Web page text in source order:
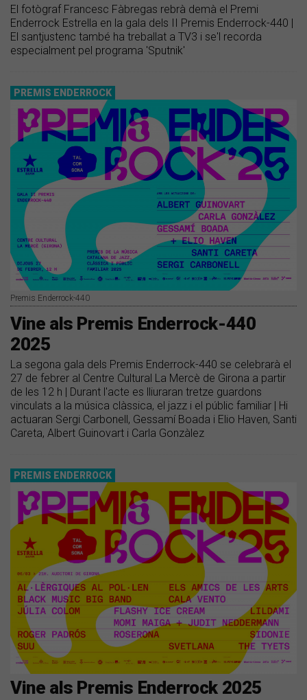
El fotògraf Francesc Fàbregas rebrà demà el Premi
Enderrock Estrella en la gala dels II Premis Enderrock-440 |
El santjustenc també ha treballat a TV3 i se'l recorda
especialment pel programa 'Sputnik'
PREMIS ENDERROCK
Premis Enderrock-440
Vine als Premis Enderrock-440
2025
La segona gala dels Premis Enderrock-440 se celebrarà el
27 de febrer al Centre Cultural La Mercè de Girona a partir
de les 12 h | Durant l'acte es lliuraran tretze guardons
vinculats a la música clàssica, el jazz i el públic familiar | Hi
actuaran Sergi Carbonell, Gessamí Boada i Elio Haven, Santi
Careta, Albert Guinovart i Carla Gonzàlez
PREMIS ENDERROCK
Vine als Premis Enderrock 2025